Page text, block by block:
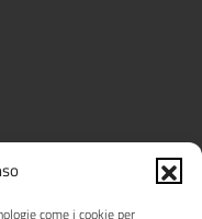
come i cookie per